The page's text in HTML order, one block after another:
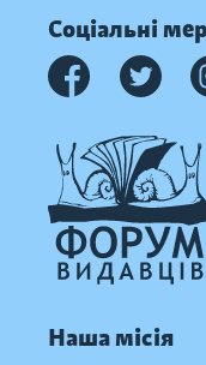
Соціальні
Наша місія